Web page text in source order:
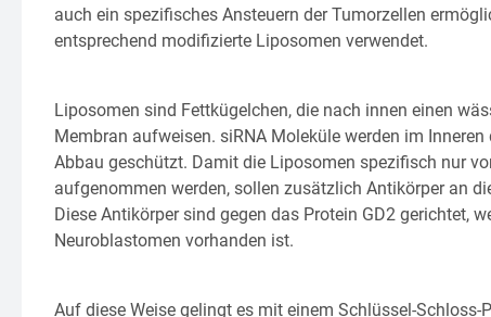
auch ein spezifisches Ansteuern der Tumorzellen
entsprechend modifizierte Liposomen verwendet.
Liposomen sind Fettkügelchen, die nach innen einen
Membran aufweisen. siRNA Moleküle werden im
Abbau geschützt. Damit die Liposomen spezifisch nur
aufgenommen werden, sollen zusätzlich Antikörper an
Diese Antikörper sind gegen das Protein GD2 gerichtet,
Neuroblastomen vorhanden ist.
Auf diese Weise gelingt es mit einem Schlüssel-